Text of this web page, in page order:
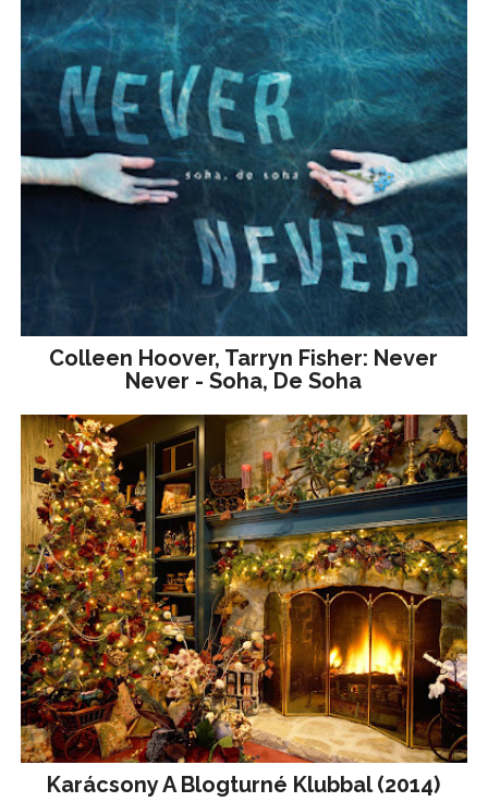
Colleen Hoover, Tarryn Fisher: Never
Never - Soha, De Soha
Karácsony A Blogturné Klubbal (2014)